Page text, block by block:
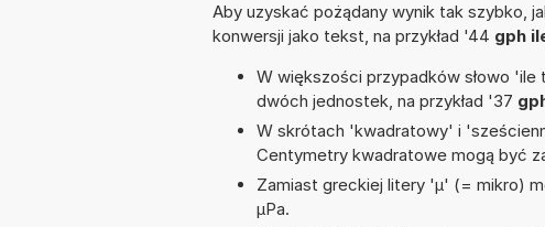
Aby uzyskać pożądany wynik tak szybko,
konwersji jako tekst, na przykład '44 gph
W większości przypadków słowo
dwóch jednostek, na przykład '37
W skrótach 'kwadratowy' i
Centymetry kwadratowe mogą być
Zamiast greckiej litery 'µ' (= mikro)
µPa.